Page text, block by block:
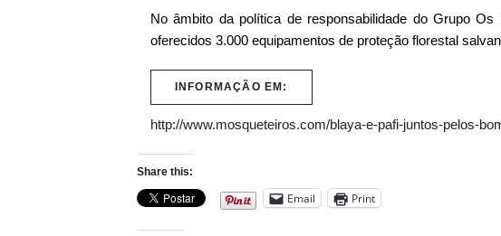
No âmbito da política de responsabilidade do Grupo
oferecidos 3.000 equipamentos de proteção florestal
INFORMAÇÃO EM:
http://www.mosqueteiros.com/blaya-e-pafi-juntos-pelos-
Share this:
Email Print